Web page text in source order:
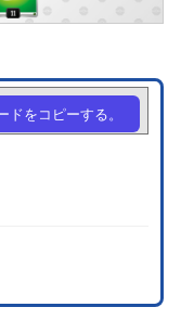
ドをコピーする。